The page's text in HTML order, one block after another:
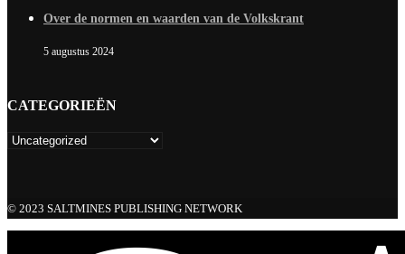
Over de normen en waarden van de Volkskrant
5 augustus 2024
CATEGORIEËN
© 2023 SALTMINES PUBLISHING NETWORK